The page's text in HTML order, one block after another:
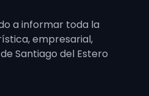
a informar toda la
empresarial,
Santiago del Estero